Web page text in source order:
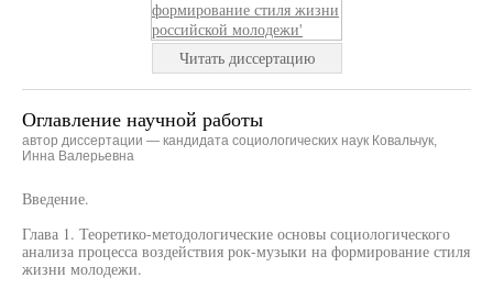
Читать диссертацию
Оглавление научной работы
автор диссертации — кандидата социологических наук Ковальчук,
Инна Валерьевна
Введение.
Глава 1. Теоретико-методологические основы социологического
анализа процесса воздействия рок-музыки на формирование стиля
жизни молодежи.